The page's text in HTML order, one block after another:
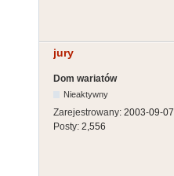
jury
Dom wariatów
Nieaktywny
Zarejestrowany: 2003-09-07
Posty: 2,556